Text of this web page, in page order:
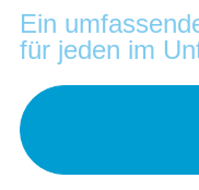
Ein
für jeden im